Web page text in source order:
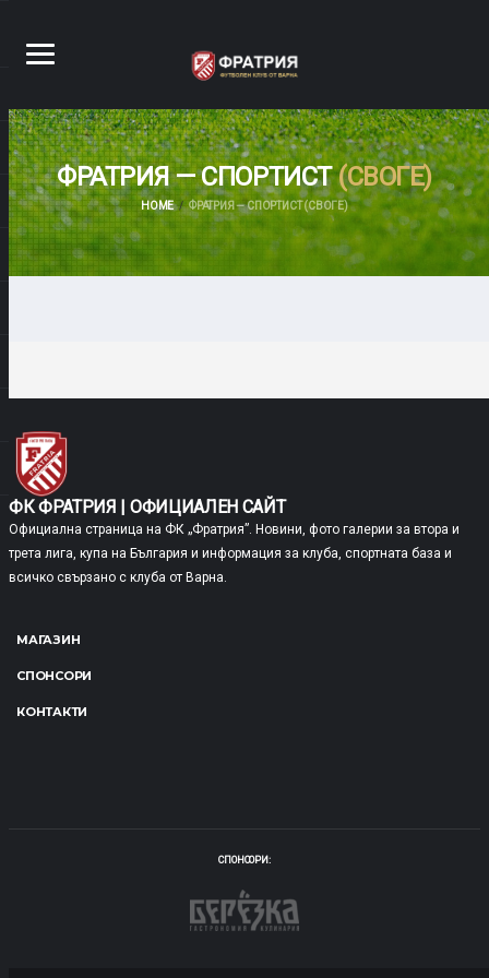
ФРАТРИЯ — СПОРТИСТ(СВОГЕ)
HOME ФРАТРИЯ — СПОРТИСТ (СВОГЕ)
ФК ФРАТРИЯ | ОФИЦИАЛЕН САЙТ
Официална страница на ФК „Фратрия”. Новини, фото галерии за втора и
трета лига, купа на България и информация за клуба, спортната база и
всичко свързано с клуба от Варна.
МАГАЗИН
СПОНСОРИ
КОНТАКТИ
СПОНСОРИ: